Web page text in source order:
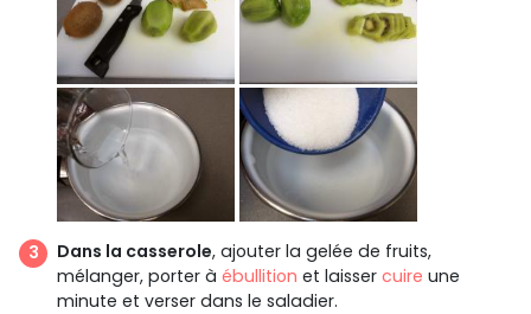
Dans la casserole, ajouter la gelée de fruits,
mélanger, porter à ébullition et laisser cuire une
minute et verser dans le saladier.